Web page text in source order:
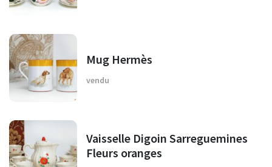
Mug Hermès
vendu
Vaisselle Digoin Sarreguemines
Fleurs oranges